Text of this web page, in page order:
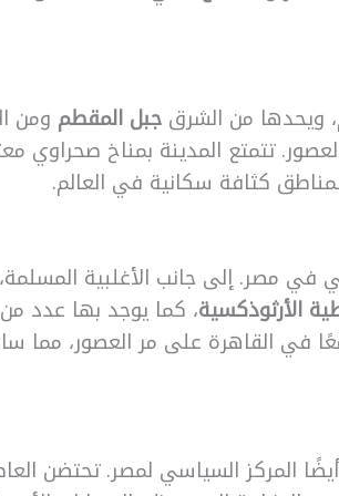
ويحدها من الشرق جبل المقطم ومن
تتمتع المدينة بمناخ صحراوي
كثافة سكانية في العالم.
في مصر. إلى جانب الأغلبية
الأرثوذكسية، كما يوجد بها عدد من
معًا في القاهرة على مر العصور، مما
المركز السياسي لمصر. تحتضن